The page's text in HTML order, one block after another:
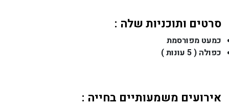
סרטים ותוכניות שלה :
כמעט מפורסמת
כפולה ( 5 עונות )
אירועים משמעותיים בחייה :